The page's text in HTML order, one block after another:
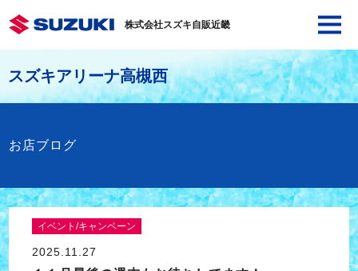
株式会社スズキ自販近畿
スズキアリーナ高槻西
お店ブログ
イベント/キャンペーン
2025.11.27